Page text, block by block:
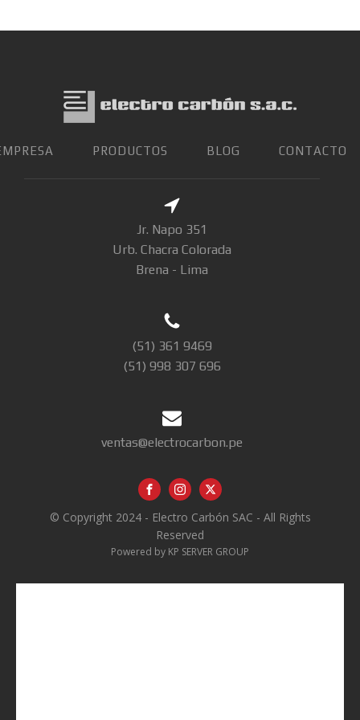
PRODUCTOS BLOG CONTACTO
Jr. Napo 351
Urb. Chacra Colorada
Brena - Lima
(51) 361 9469
(51) 998 307 696
ventas@electrocarbon.pe
© Copyright 2024 - Electro Carbón SAC - All Rights
Reserved
Powered by KP SERVER GROUP